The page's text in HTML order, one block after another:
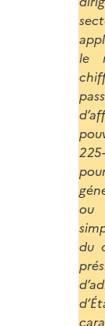
le
ou
du